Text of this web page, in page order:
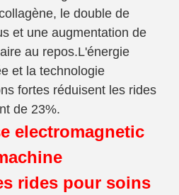
le double de
et une augmentation de
au repos.L'énergie
et la technologie
fortes réduisent les rides
de 23%.
electromagnetic
rides pour soins